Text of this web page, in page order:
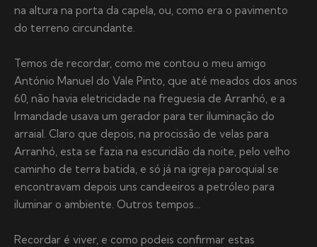
na altura na porta da capela, ou, como era o pavimento
do terreno circundante.
Temos de recordar, como me contou o meu amigo
António Manuel do Vale Pinto, que até meados dos anos
60, não havia eletricidade na freguesia de Arranhó, e a
Irmandade usava um gerador para ter iluminação do
arraial. Claro que depois, na procissão de velas para
Arranhó, esta se fazia na escuridão da noite, pelo velho
caminho de terra batida, e só já na igreja paroquial se
encontravam depois uns candeeiros a petróleo para
iluminar o ambiente. Outros tempos…
Recordar é viver, e como podeis confirmar estas